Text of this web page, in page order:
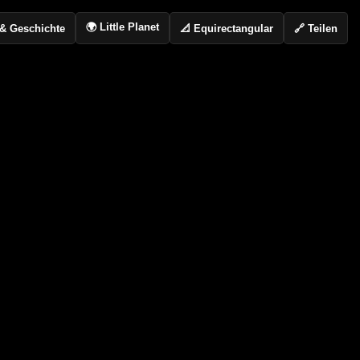
Geschichte 🌍 Little Planet 📐 Equirectangular 🔗 Teilen